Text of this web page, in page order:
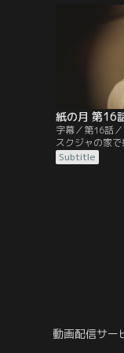
い出されてし
から見放され
紙の月 第16
字幕／第16話
スクジャの家
ルリからタイで
聞く。ルリは、
Subtitle
動画配信サー